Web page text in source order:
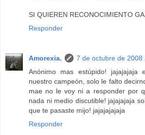
SI QUIEREN RECONOCIMIENTO
Responder
Amorexia.
7 de octubre de 2008
Anónimo mas estúpido! jajajajaja
nuestro campeón, solo le falto
mae no le voy ni a responder por
nada ni medio discutible! jajajajaja
que te pasaste mijo! jajajajajaja
Responder